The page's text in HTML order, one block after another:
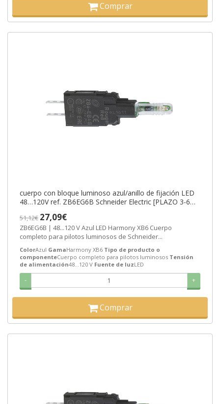
Comprar
cuerpo con bloque luminoso azul/anillo de fijación LED
48…120V ref. ZB6EG6B Schneider Electric [PLAZO 3-6
51,12€ 27,09€
ZB6EG6B | 48...120 V Azul LED Harmony XB6 Cuerpo
completo para pilotos luminosos de Schneider...
ColorAzul GamaHarmony XB6 Tipo de producto o
componenteCuerpo completo para pilotos luminosos Tensión
de alimentación48...120 V Fuente de luzLED
- +
Comprar